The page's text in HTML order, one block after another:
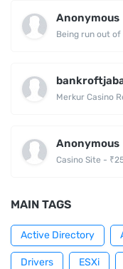
Anonymous
Being run out of
Merkur Casino
Anonymous
Casino Site -
MAIN TAGS
Active Directory
Drivers ESXi